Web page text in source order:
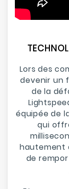
Lors des
devenir un
de la
équipée de
qui
hautement
de